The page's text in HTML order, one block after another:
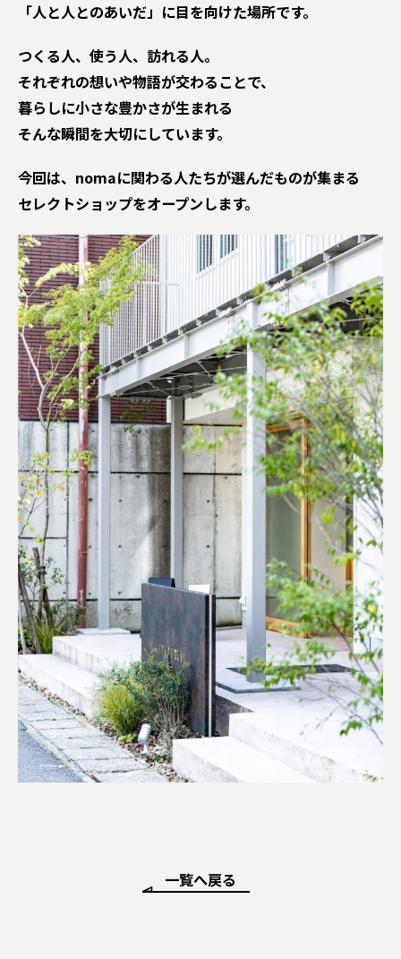
「人と人とのあいだ」に目を向けた場所です。
つくる人、使う人、訪れる人。
それぞれの想いや物語が交わることで、
暮らしに小さな豊かさが生まれる――
そんな瞬間を大切にしています。
今回は、nomaに関わる人たちが選んだものが集まる
セレクトショップをオープンします。
一覧へ戻る